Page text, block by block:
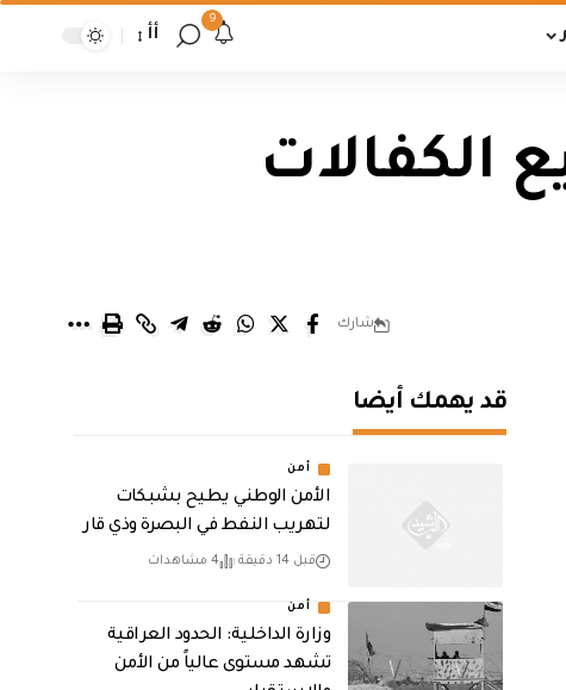
9
أأ
الكفالات
شارك
قد يهمك أيضا
أمن
الأمن الوطني يطيح بشبكات
لتهريب النفط في البصرة وذي قار
قبل 14 دقيقة 4 مشاهدات
أمن
وزارة الداخلية: الحدود العراقية
تشهد مستوى عالياً من الأمن